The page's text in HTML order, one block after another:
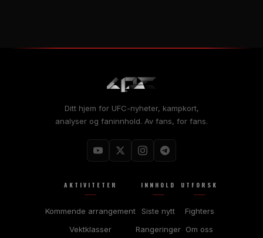
Ditt hjem for UFC-nyheter, kampkort,
analyser og faninnhold. Av fans, for fans.
AKTIVITETER
Kommende arrangement
Vektklasser
INNHOLD
Siste nytt
Rangeringer
UTFORSK
Fighters
Om oss